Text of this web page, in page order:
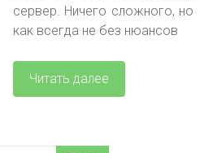
сервер. Ничего сложного, но
как всегда не без нюансов
Читать далее